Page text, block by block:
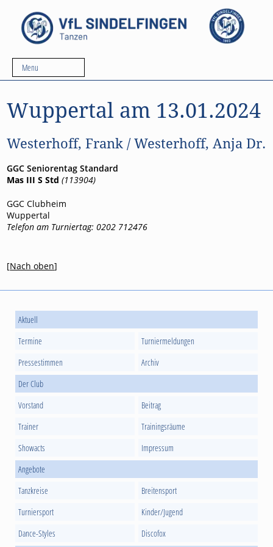
Menu
Wuppertal am 13.01.2024
Westerhoff, Frank / Westerhoff, Anja Dr.
GGC Seniorentag Standard
Mas III S Std(113904)
GGC Clubheim
Wuppertal
Telefon am Turniertag: 0202 712476
[Nach oben]
Aktuell
Termine
Turniermeldungen
Pressestimmen
Archiv
Der Club
Vorstand
Beitrag
Trainer
Trainingsräume
Showacts
Impressum
Angebote
Tanzkreise
Breitensport
Turniersport
Kinder/Jugend
Dance-Styles
Discofox